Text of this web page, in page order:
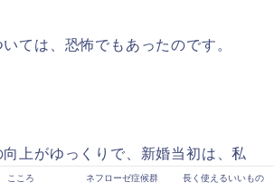
ては、恐怖でもあったのです。
上がゆっくりで、新婚当初は、私
になっていたのもあって、このま
こころ ネフローゼ症候群 長く使えるいいもの